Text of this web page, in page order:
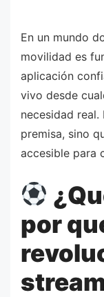
En un mundo
movilidad es
aplicación
vivo desde
necesidad
premisa, sino
accesible para
por